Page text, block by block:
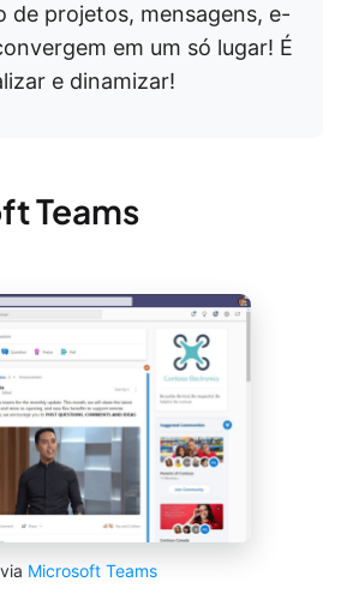
de projetos, mensagens, e-
em um só lugar! É
e dinamizar!
Teams
via Microsoft Teams